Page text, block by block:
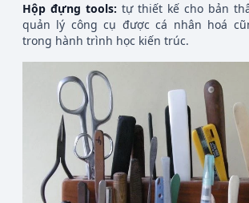
Hộp đựng tools: tự thiết kế cho bản
quản lý công cụ được cá nhân hoá
trong hành trình học kiến trúc.